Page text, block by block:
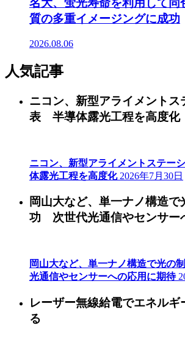
名大、蛍光寿命を利用して同
質の多重イメージングに成功
2026.08.06
人気記事
ニコン、新型アライメントス
表 半導体露光工程を高度化
ニコン、新型アライメントステー
体露光工程を高度化 2026年7月30日
岡山大など、単一ナノ構造で
功 次世代光通信やセンサー
岡山大など、単一ナノ構造で光の
光通信やセンサーへの応用に期待
レーザー無線給電でエネルギ
る